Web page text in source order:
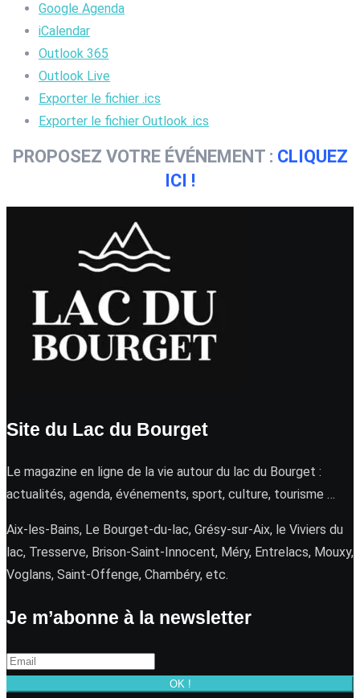
Google Agenda
iCalendar
Outlook 365
Outlook Live
Exporter le fichier .ics
Exporter le fichier Outlook .ics
PROPOSEZ VOTRE ÉVÉNEMENT : CLIQUEZ
ICI !
Site du Lac du Bourget
Le magazine en ligne de la vie autour du lac du Bourget :
actualités, agenda, événements, sport, culture, tourisme …
Aix-les-Bains, Le Bourget-du-lac, Grésy-sur-Aix, le Viviers du
lac, Tresserve, Brison-Saint-Innocent, Méry, Entrelacs, Mouxy,
Voglans, Saint-Offenge, Chambéry, etc.
Je m’abonne à la newsletter
OK !